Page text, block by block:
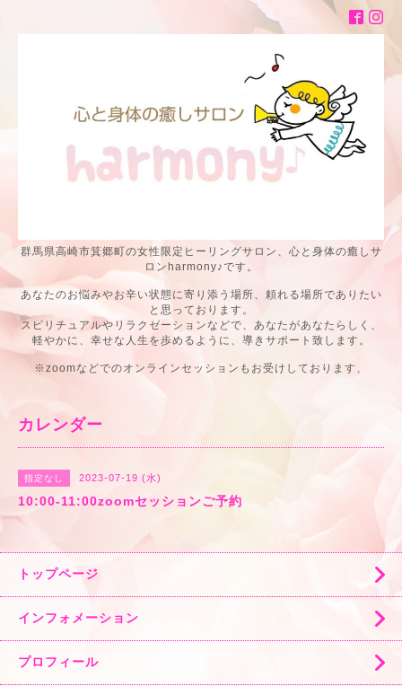
群馬県高崎市箕郷町の女性限定ヒーリングサロン、心と身体の癒しサ
ロンharmony♪です。
あなたのお悩みやお辛い状態に寄り添う場所、頼れる場所でありたい
と思っております。
スピリチュアルやリラクゼーションなどで、あなたがあなたらしく、
軽やかに、幸せな人生を歩めるように、導きサポート致します。
※zoomなどでのオンラインセッションもお受けしております、
カレンダー
指定なし 2023-07-19 (水)
10:00-11:00zoomセッションご予約
トップページ
インフォメーション
プロフィール